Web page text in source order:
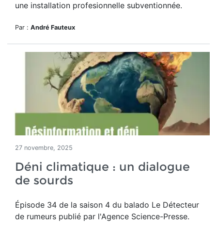
une installation profesionnelle subventionnée.
Par : André Fauteux
27 novembre, 2025
Déni climatique : un dialogue
de sourds
Épisode 34 de la saison 4 du balado Le Détecteur
de rumeurs publié par l'Agence Science-Presse.